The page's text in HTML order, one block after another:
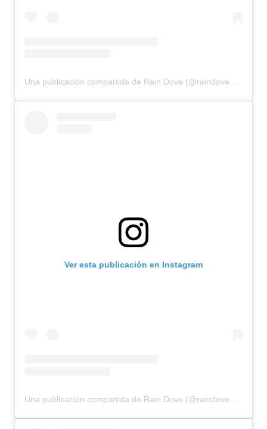
Una publicación compartida de Rain Dove (@raindovemodel)
Ver esta publicación en Instagram